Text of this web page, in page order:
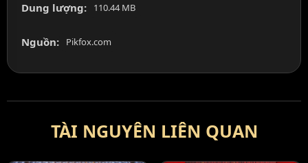
Dung lượng: 110.44 MB
Nguồn: Pikfox.com
TÀI NGUYÊN LIÊN QUAN